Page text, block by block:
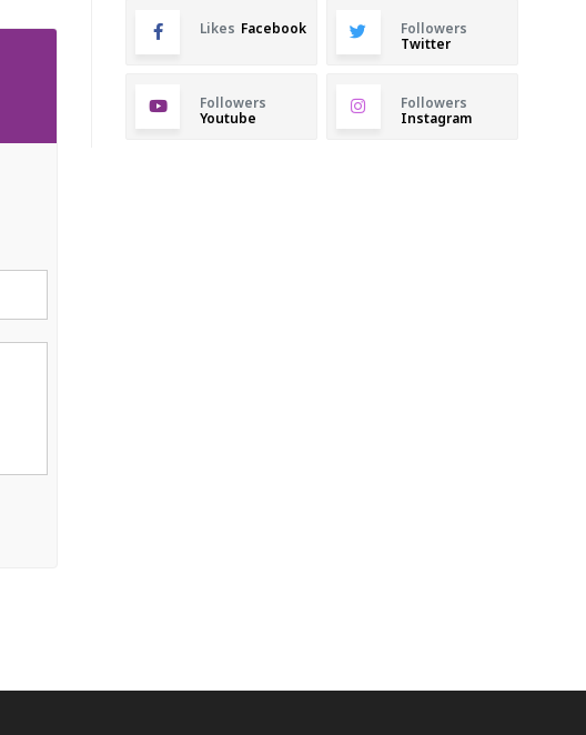
Likes Facebook
Followers
Twitter
Followers
Youtube
Followers
Instagram